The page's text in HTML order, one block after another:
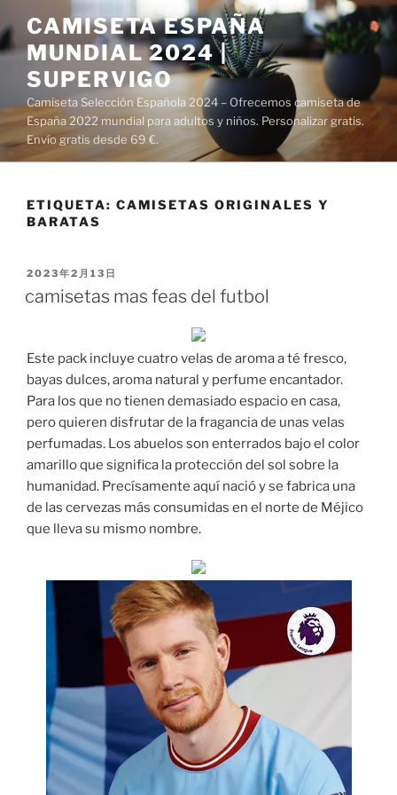
al
contenido
CAMISETA ESPAÑA
MUNDIAL 2024 |
SUPERVIGO
Camiseta Selección Española 2024 – Ofrecemos camiseta de
España 2022 mundial para adultos y niños. Personalizar gratis.
Envío gratis desde 69 €.
ETIQUETA: CAMISETAS ORIGINALES Y
BARATAS
PUBLICADO
2023年2月13日
camisetas mas feas del futbol
Este pack incluye cuatro velas de aroma a té fresco,
bayas dulces, aroma natural y perfume encantador.
Para los que no tienen demasiado espacio en casa,
pero quieren disfrutar de la fragancia de unas velas
perfumadas. Los abuelos son enterrados bajo el color
amarillo que significa la protección del sol sobre la
humanidad. Precísamente aquí nació y se fabrica una
de las cervezas más consumidas en el norte de Méjico
que lleva su mismo nombre.